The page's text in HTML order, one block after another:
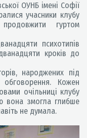
ОУНБ імені Софії
учасники клубу
гуртом
психотипів
кроків до
народжених під
Кожен
очільниці клубу
вона змогла глибше
не думала.